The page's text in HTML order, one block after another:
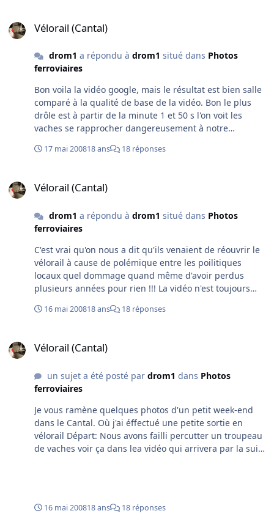
Vélorail (Cantal)
drom1 a répondu à drom1 situé dans Photos
ferroviaires
Bon voila la vidéo google, mais le résultat est bien salle
comparé à la qualité de base de la vidéo. Bon le plus
drôle est à partir de la minute 1 et 50 s l'on voit les
vaches se rapprocher dangereusement à notre
17 mai 200818 ans 18 réponses
Vélorail (Cantal)
drom1 a répondu à drom1 situé dans Photos
ferroviaires
C'est vrai qu'on nous a dit qu'ils venaient de réouvrir le
vélorail à cause de polémique entre les poilitiques
locaux quel dommage quand même d'avoir perdus
plusieurs années pour rien !!! La vidéo n'est toujours
de descente enflammée...
16 mai 200818 ans 18 réponses
Vélorail (Cantal)
un sujet a été posté par drom1 dans Photos
ferroviaires
Je vous ramène quelques photos d'un petit week-end
dans le Cantal. Où j'ai éffectué une petite sortie en
vélorail Départ: Nous avons failli percutter un troupeau
de vaches voir ça dans lea vidéo qui arrivera par la suite
vélorails sont arrivés départ dans l'autre sens pour une
16 mai 200818 ans 18 réponses